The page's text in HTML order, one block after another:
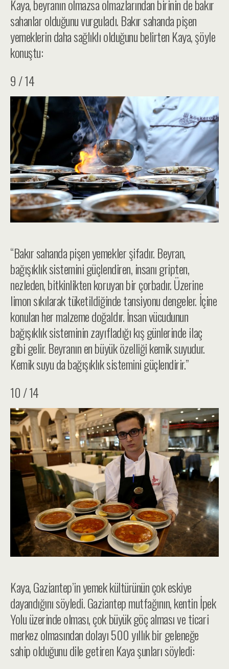
Kaya, beyranın olmazsa olmazlarından birinin de bakır
sahanlar olduğunu vurguladı. Bakır sahanda pişen
yemeklerin daha sağlıklı olduğunu belirten Kaya, şöyle
konuştu:
9 / 14
“Bakır sahanda pişen yemekler şifadır. Beyran,
bağışıklık sistemini güçlendiren, insanı gripten,
nezleden, bitkinlikten koruyan bir çorbadır. Üzerine
limon sıkılarak tüketildiğinde tansiyonu dengeler. İçine
konulan her malzeme doğaldır. İnsan vücudunun
bağışıklık sisteminin zayıfladığı kış günlerinde ilaç
gibi gelir. Beyranın en büyük özelliği kemik suyudur.
Kemik suyu da bağışıklık sistemini güçlendirir.”
10 / 14
Kaya, Gaziantep’in yemek kültürünün çok eskiye
dayandığını söyledi. Gaziantep mutfağının, kentin İpek
Yolu üzerinde olması, çok büyük göç alması ve ticari
merkez olmasından dolayı 500 yıllık bir geleneğe
sahip olduğunu dile getiren Kaya şunları söyledi: